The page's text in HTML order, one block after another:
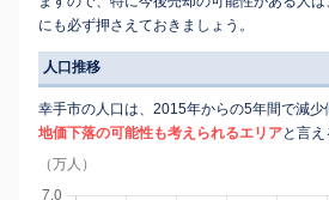
にも必ず押さえておきましょう。
人口推移
幸手市の人口は、2015年からの5年間で減少
地価下落の可能性も考えられるエリアと言え
（万人）